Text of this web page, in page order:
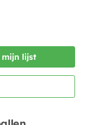
mijn lijst